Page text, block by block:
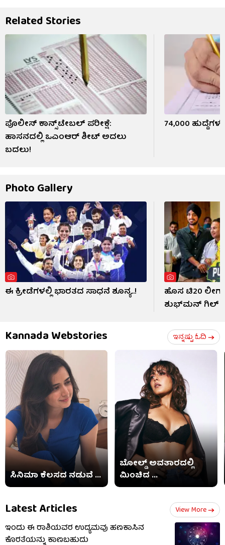
Related Stories
ಪೊಲೀಸ್ ಕಾನ್ಸ್‌ಟೇಬಲ್ ಪರೀಕ್ಷೆ:
ಹಾಸನದಲ್ಲಿ ಒಎಂಆರ್ ಶೀಟ್ ಅದಲು
ಬದಲು!
74,000
Photo Gallery
ಈ ಕ್ರೀಡೆಗಳಲ್ಲಿ ಭಾರತದ ಸಾಧನೆ ಶೂನ್ಯ..!
ಹೊಸ ಟಿ20
ಶುಭ್​ಮನ್ ಗಿಲ್
Kannada Webstories ಇನ್ನಷ್ಟು ಓದಿ
ಸಿನಿಮಾ ಕೆಲಸದ ನಡುವೆ ...
ಬೋಲ್ಡ್​ ಅವತಾರದಲ್ಲಿ
ಮಿಂಚಿದ ...
Latest Articles View More
ಇಂದು ಈ ರಾಶಿಯವರ ಉದ್ಯಮವು ಹಣಕಾಸಿನ‌
ಕೊರತೆಯನ್ನು ಕಾಣಬಹುದು